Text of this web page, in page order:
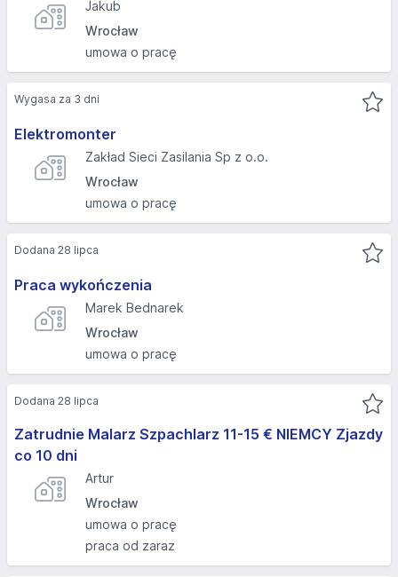
Jakub
Wrocław
umowa o pracę
Elektromonter
Zakład Sieci Zasilania Sp z o.o.
Wrocław
umowa o pracę
Wygasa za 3 dni
Praca wykończenia
Marek Bednarek
Wrocław
umowa o pracę
Dodana 28 lipca
Zatrudnie Malarz Szpachlarz 11-15 € NIEMCY Zjazdy
co 10 dni
Artur
Wrocław
umowa o pracę
praca od zaraz
Dodana 28 lipca